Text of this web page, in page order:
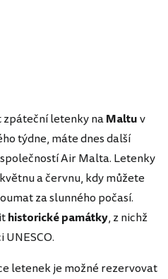
letenky naMaltuv
týdne, máte dnes další
Air Malta. Letenky
a červnu, kdy můžete
za slunného počasí.
historické památky, z nichž
letenek je možné rezervovat